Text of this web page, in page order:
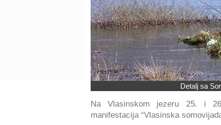
Detalj sa
Na Vlasinskom jezeru 25. i
manifestacija “Vlasinska